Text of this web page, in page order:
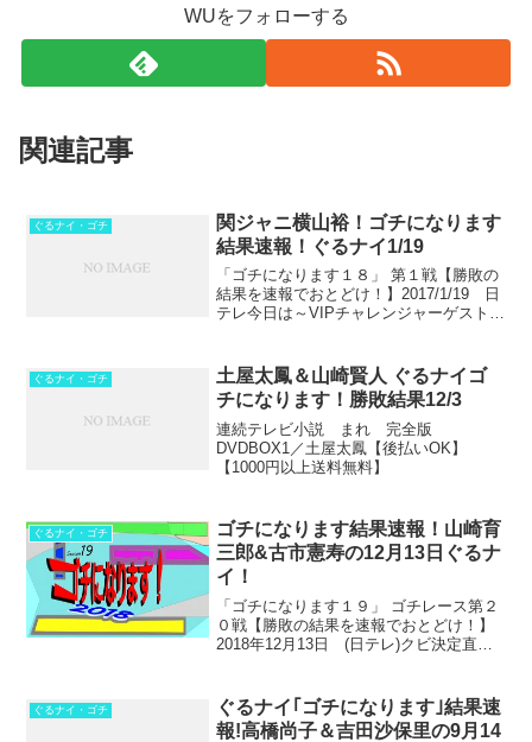
WUをフォローする
関連記事
ぐるナイ・ゴチ
関ジャニ横山裕！ゴチになります
結果速報！ぐるナイ1/19
「ゴチになります１８」 第１戦【勝敗の
結果を速報でおとどけ！】2017/1/19 日
テレ今日は～VIPチャレンジャーゲストに
漣、先輩ゴチメンバーの順位や自腹額は
いかに？...
ぐるナイ・ゴチ
土屋太鳳＆山崎賢人 ぐるナイゴ
チになります！勝敗結果12/3
連続テレビ小説 まれ 完全版
DVDBOX1／土屋太鳳【後払いOK】
【1000円以上送料無料】
ぐるナイ・ゴチ
ゴチになります結果速報！山崎育
三郎&古市憲寿の12月13日ぐるナ
イ！
「ゴチになります１９」 ゴチレース第２
０戦【勝敗の結果を速報でおとどけ！】
2018年12月13日 (日テレ)クビ決定直
た。そんな緊張感ある今日は～ VIPチャ
レンジャ...
ぐるナイ・ゴチ
ぐるナイ｢ゴチになります｣結果速
報!高橋尚子＆吉田沙保里の9月14